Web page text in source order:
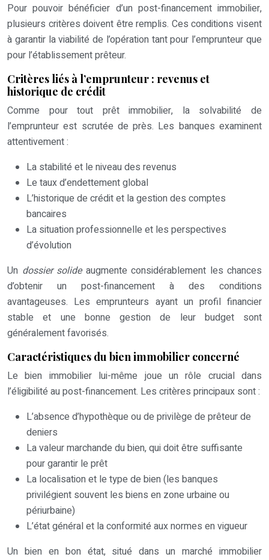
Pour pouvoir bénéficier d’un post-financement immobilier,
plusieurs critères doivent être remplis. Ces conditions visent
à garantir la viabilité de l’opération tant pour l’emprunteur que
pour l’établissement prêteur.
Critères liés à l’emprunteur : revenus et
historique de crédit
Comme pour tout prêt immobilier, la solvabilité de
l’emprunteur est scrutée de près. Les banques examinent
attentivement :
La stabilité et le niveau des revenus
Le taux d’endettement global
L’historique de crédit et la gestion des comptes
bancaires
La situation professionnelle et les perspectives
d’évolution
Un dossier solide augmente considérablement les chances
d’obtenir un post-financement à des conditions
avantageuses. Les emprunteurs ayant un profil financier
stable et une bonne gestion de leur budget sont
généralement favorisés.
Caractéristiques du bien immobilier concerné
Le bien immobilier lui-même joue un rôle crucial dans
l’éligibilité au post-financement. Les critères principaux sont :
L’absence d’hypothèque ou de privilège de prêteur de
deniers
La valeur marchande du bien, qui doit être suffisante
pour garantir le prêt
La localisation et le type de bien (les banques
privilégient souvent les biens en zone urbaine ou
périurbaine)
L’état général et la conformité aux normes en vigueur
Un bien en bon état, situé dans un marché immobilier